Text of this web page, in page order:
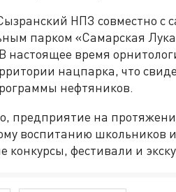
НПЗ совместно с
парком «Самарская
настоящее время
нацпарка, что
нефтяников.
предприятие на
воспитанию школьников
конкурсы, фестивали и